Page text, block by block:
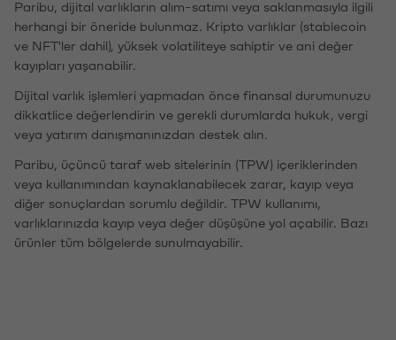
Paribu, dijital varlıkların alım-satımı veya saklanmasıyla ilgili
herhangi bir öneride bulunmaz. Kripto varlıklar (stablecoin
ve NFT'ler dahil), yüksek volatiliteye sahiptir ve ani değer
kayıpları yaşanabilir.
Dijital varlık işlemleri yapmadan önce finansal durumunuzu
dikkatlice değerlendirin ve gerekli durumlarda hukuk, vergi
veya yatırım danışmanınızdan destek alın.
Paribu, üçüncü taraf web sitelerinin (TPW) içeriklerinden
veya kullanımından kaynaklanabilecek zarar, kayıp veya
diğer sonuçlardan sorumlu değildir. TPW kullanımı,
varlıklarınızda kayıp veya değer düşüşüne yol açabilir. Bazı
ürünler tüm bölgelerde sunulmayabilir.